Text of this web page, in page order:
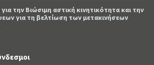
την Βιώσιμη αστική κινητικότητα και την
για τη βελτίωση των μετακινήσεων